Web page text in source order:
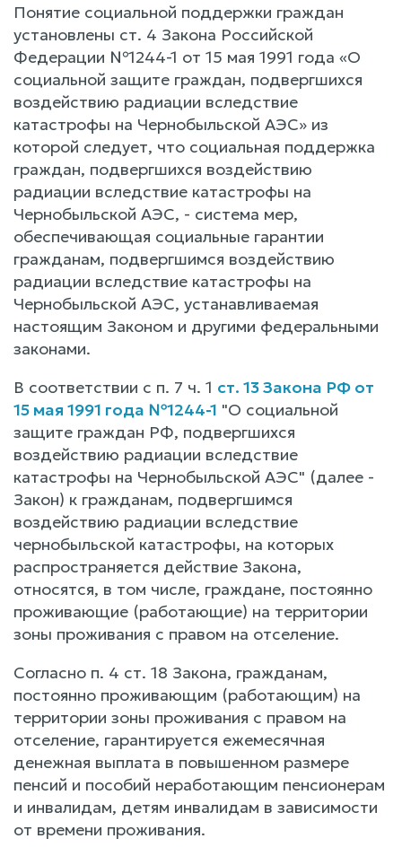
Понятие социальной поддержки граждан
установлены ст. 4 Закона Российской
Федерации №1244-1 от 15 мая 1991 года «О
социальной защите граждан, подвергшихся
воздействию радиации вследствие
катастрофы на Чернобыльской АЭС» из
которой следует, что социальная поддержка
граждан, подвергшихся воздействию
радиации вследствие катастрофы на
Чернобыльской АЭС, - система мер,
обеспечивающая социальные гарантии
гражданам, подвергшимся воздействию
радиации вследствие катастрофы на
Чернобыльской АЭС, устанавливаемая
настоящим Законом и другими федеральными
законами.
В соответствии с п. 7 ч. 1 ст. 13 Закона РФ от
15 мая 1991 года №1244-1 "О социальной
защите граждан РФ, подвергшихся
воздействию радиации вследствие
катастрофы на Чернобыльской АЭС" (далее -
Закон) к гражданам, подвергшимся
воздействию радиации вследствие
чернобыльской катастрофы, на которых
распространяется действие Закона,
относятся, в том числе, граждане, постоянно
проживающие (работающие) на территории
зоны проживания с правом на отселение.
Согласно п. 4 ст. 18 Закона, гражданам,
постоянно проживающим (работающим) на
территории зоны проживания с правом на
отселение, гарантируется ежемесячная
денежная выплата в повышенном размере
пенсий и пособий неработающим пенсионерам
и инвалидам, детям инвалидам в зависимости
от времени проживания.